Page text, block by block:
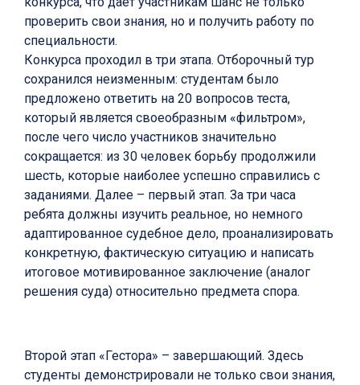
проверить свои знания, но и получить работу по
специальности.
Конкурса проходил в три этапа. Отборочный тур
сохранился неизменным: студентам было
предложено ответить на 20 вопросов теста,
который является своеобразным «фильтром»,
после чего число участников значительно
сокращается: из 30 человек борьбу продолжили
шесть, которые наиболее успешно справились с
заданиями. Далее – первый этап. За три часа
ребята должны изучить реальное, но немного
адаптированное судебное дело, проанализировать
конкретную, фактическую ситуацию и написать
итоговое мотивированное заключение (аналог
решения суда) относительно предмета спора.
Второй этап «Гестора» – завершающий. Здесь
студенты демонстрировали не только свои знания,